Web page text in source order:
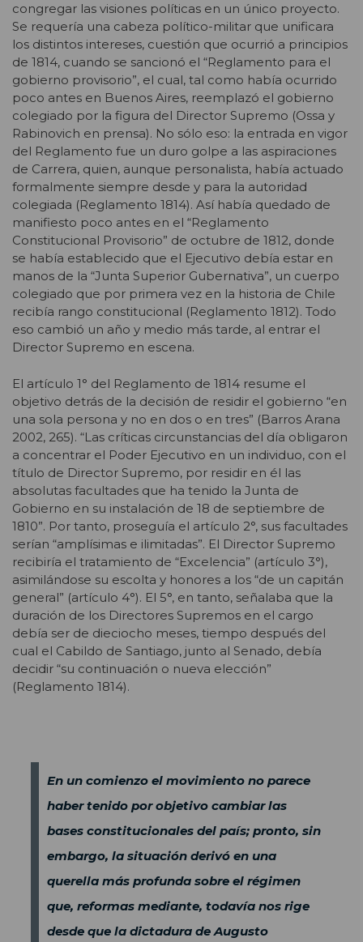
congregar las visiones políticas en un único proyecto.
Se requería una cabeza político-militar que unificara
los distintos intereses, cuestión que ocurrió a principios
de 1814, cuando se sancionó el “Reglamento para el
gobierno provisorio”, el cual, tal como había ocurrido
poco antes en Buenos Aires, reemplazó el gobierno
colegiado por la figura del Director Supremo (Ossa y
Rabinovich en prensa). No sólo eso: la entrada en vigor
del Reglamento fue un duro golpe a las aspiraciones
de Carrera, quien, aunque personalista, había actuado
formalmente siempre desde y para la autoridad
colegiada (Reglamento 1814). Así había quedado de
manifiesto poco antes en el “Reglamento
Constitucional Provisorio” de octubre de 1812, donde
se había establecido que el Ejecutivo debía estar en
manos de la “Junta Superior Gubernativa”, un cuerpo
colegiado que por primera vez en la historia de Chile
recibía rango constitucional (Reglamento 1812). Todo
eso cambió un año y medio más tarde, al entrar el
Director Supremo en escena.
El artículo 1° del Reglamento de 1814 resume el
objetivo detrás de la decisión de residir el gobierno “en
una sola persona y no en dos o en tres” (Barros Arana
2002, 265). “Las críticas circunstancias del día obligaron
a concentrar el Poder Ejecutivo en un individuo, con el
título de Director Supremo, por residir en él las
absolutas facultades que ha tenido la Junta de
Gobierno en su instalación de 18 de septiembre de
1810”. Por tanto, proseguía el artículo 2°, sus facultades
serían “amplísimas e ilimitadas”. El Director Supremo
recibiría el tratamiento de “Excelencia” (artículo 3°),
asimilándose su escolta y honores a los “de un capitán
general” (artículo 4°). El 5°, en tanto, señalaba que la
duración de los Directores Supremos en el cargo
debía ser de dieciocho meses, tiempo después del
cual el Cabildo de Santiago, junto al Senado, debía
decidir “su continuación o nueva elección”
(Reglamento 1814).
En un comienzo el movimiento no parece
haber tenido por objetivo cambiar las
bases constitucionales del país; pronto, sin
embargo, la situación derivó en una
querella más profunda sobre el régimen
que, reformas mediante, todavía nos rige
desde que la dictadura de Augusto